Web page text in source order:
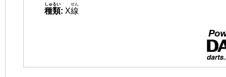
種類
しゅるい
: X線
せん